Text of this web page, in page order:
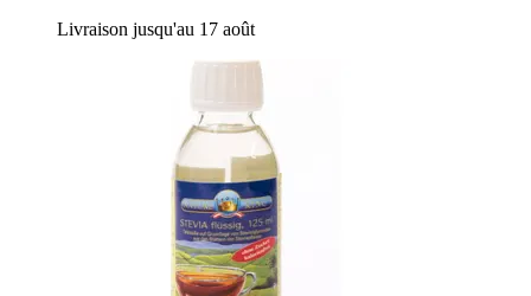
Livraison jusqu'au 17 août